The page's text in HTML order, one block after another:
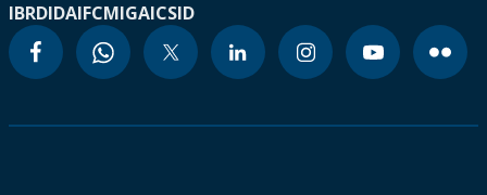
IBRDIDAIFCMIGAICSID